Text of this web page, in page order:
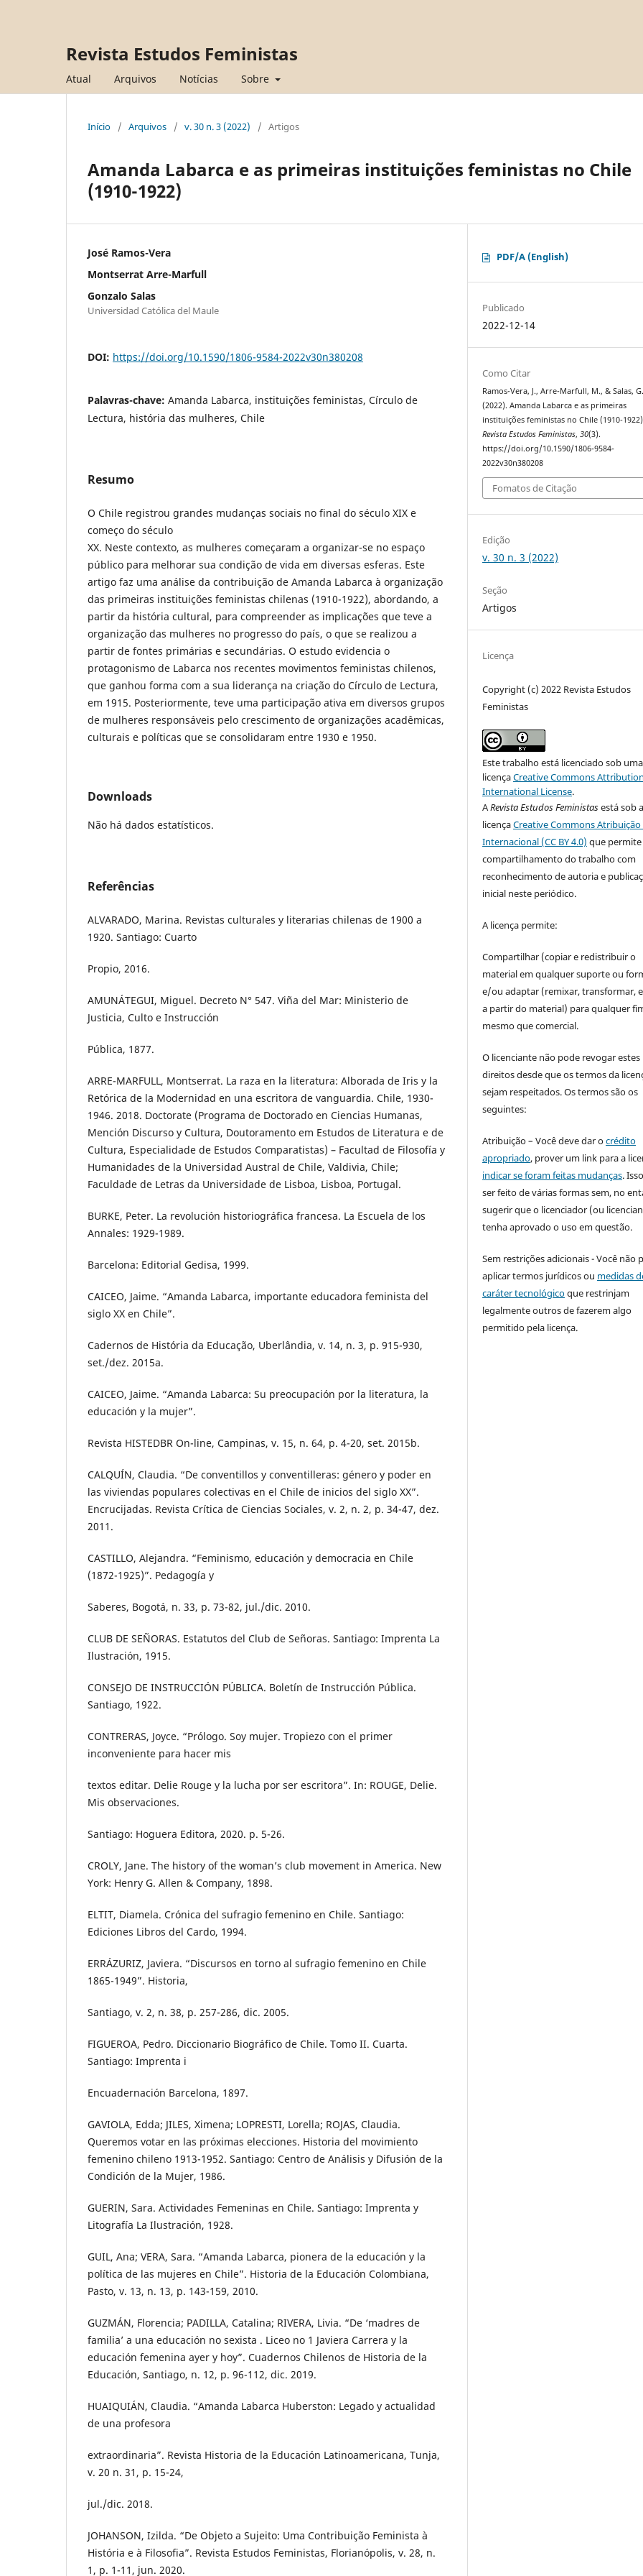
Revista Estudos Feministas
Atual Arquivos Notícias Sobre
Início / Arquivos / v. 30 n. 3 (2022) / Artigos
Amanda Labarca e as primeiras instituições feministas no Chile
(1910-1922)
José Ramos-Vera
Montserrat Arre-Marfull
Gonzalo Salas
Universidad Católica del Maule
DOI: https://doi.org/10.1590/1806-9584-2022v30n380208
Palavras-chave: Amanda Labarca, instituições feministas, Círculo de
Lectura, história das mulheres, Chile
Resumo
O Chile registrou grandes mudanças sociais no final do século XIX e
começo do século
XX. Neste contexto, as mulheres começaram a organizar-se no espaço
público para melhorar sua condição de vida em diversas esferas. Este
artigo faz uma análise da contribuição de Amanda Labarca à organização
das primeiras instituições feministas chilenas (1910-1922), abordando, a
partir da história cultural, para compreender as implicações que teve a
organização das mulheres no progresso do país, o que se realizou a
partir de fontes primárias e secundárias. O estudo evidencia o
protagonismo de Labarca nos recentes movimentos feministas chilenos,
que ganhou forma com a sua liderança na criação do Círculo de Lectura,
em 1915. Posteriormente, teve uma participação ativa em diversos grupos
de mulheres responsáveis pelo crescimento de organizações acadêmicas,
culturais e políticas que se consolidaram entre 1930 e 1950.
Downloads
Não há dados estatísticos.
Referências
ALVARADO, Marina. Revistas culturales y literarias chilenas de 1900 a
1920. Santiago: Cuarto
Propio, 2016.
AMUNÁTEGUI, Miguel. Decreto N° 547. Viña del Mar: Ministerio de
Justicia, Culto e Instrucción
Pública, 1877.
ARRE-MARFULL, Montserrat. La raza en la literatura: Alborada de Iris y la
Retórica de la Modernidad en una escritora de vanguardia. Chile, 1930-
1946. 2018. Doctorate (Programa de Doctorado en Ciencias Humanas,
Mención Discurso y Cultura, Doutoramento em Estudos de Literatura e de
Cultura, Especialidade de Estudos Comparatistas) – Facultad de Filosofía y
Humanidades de la Universidad Austral de Chile, Valdivia, Chile;
Faculdade de Letras da Universidade de Lisboa, Lisboa, Portugal.
BURKE, Peter. La revolución historiográfica francesa. La Escuela de los
Annales: 1929-1989.
Barcelona: Editorial Gedisa, 1999.
CAICEO, Jaime. “Amanda Labarca, importante educadora feminista del
siglo XX en Chile”.
Cadernos de História da Educação, Uberlândia, v. 14, n. 3, p. 915-930,
set./dez. 2015a.
CAICEO, Jaime. “Amanda Labarca: Su preocupación por la literatura, la
educación y la mujer”.
Revista HISTEDBR On-line, Campinas, v. 15, n. 64, p. 4-20, set. 2015b.
CALQUÍN, Claudia. “De conventillos y conventilleras: género y poder en
las viviendas populares colectivas en el Chile de inicios del siglo XX”.
Encrucijadas. Revista Crítica de Ciencias Sociales, v. 2, n. 2, p. 34-47, dez.
2011.
CASTILLO, Alejandra. “Feminismo, educación y democracia en Chile
(1872-1925)”. Pedagogía y
Saberes, Bogotá, n. 33, p. 73-82, jul./dic. 2010.
CLUB DE SEÑORAS. Estatutos del Club de Señoras. Santiago: Imprenta La
Ilustración, 1915.
CONSEJO DE INSTRUCCIÓN PÚBLICA. Boletín de Instrucción Pública.
Santiago, 1922.
CONTRERAS, Joyce. “Prólogo. Soy mujer. Tropiezo con el primer
inconveniente para hacer mis
textos editar. Delie Rouge y la lucha por ser escritora”. In: ROUGE, Delie.
Mis observaciones.
Santiago: Hoguera Editora, 2020. p. 5-26.
CROLY, Jane. The history of the woman’s club movement in America. New
York: Henry G. Allen & Company, 1898.
ELTIT, Diamela. Crónica del sufragio femenino en Chile. Santiago:
Ediciones Libros del Cardo, 1994.
ERRÁZURIZ, Javiera. “Discursos en torno al sufragio femenino en Chile
1865-1949”. Historia,
Santiago, v. 2, n. 38, p. 257-286, dic. 2005.
FIGUEROA, Pedro. Diccionario Biográfico de Chile. Tomo II. Cuarta.
Santiago: Imprenta i
Encuadernación Barcelona, 1897.
GAVIOLA, Edda; JILES, Ximena; LOPRESTI, Lorella; ROJAS, Claudia.
Queremos votar en las próximas elecciones. Historia del movimiento
femenino chileno 1913-1952. Santiago: Centro de Análisis y Difusión de la
Condición de la Mujer, 1986.
GUERIN, Sara. Actividades Femeninas en Chile. Santiago: Imprenta y
Litografía La Ilustración, 1928.
GUIL, Ana; VERA, Sara. “Amanda Labarca, pionera de la educación y la
política de las mujeres en Chile”. Historia de la Educación Colombiana,
Pasto, v. 13, n. 13, p. 143-159, 2010.
GUZMÁN, Florencia; PADILLA, Catalina; RIVERA, Livia. “De ‘madres de
familia’ a una educación no sexista . Liceo no 1 Javiera Carrera y la
educación femenina ayer y hoy”. Cuadernos Chilenos de Historia de la
Educación, Santiago, n. 12, p. 96-112, dic. 2019.
HUAIQUIÁN, Claudia. “Amanda Labarca Huberston: Legado y actualidad
de una profesora
extraordinaria”. Revista Historia de la Educación Latinoamericana, Tunja,
v. 20 n. 31, p. 15-24,
jul./dic. 2018.
JOHANSON, Izilda. “De Objeto a Sujeito: Uma Contribuição Feminista à
História e à Filosofia”. Revista Estudos Feministas, Florianópolis, v. 28, n.
1, p. 1-11, jun. 2020.
PDF/A (English)
Publicado
2022-12-14
Como Citar
Ramos-Vera, J., Arre-Marfull, M., & Salas, G.
(2022). Amanda Labarca e as primeiras
instituições feministas no Chile (1910-
Revista Estudos Feministas,30(3).
https://doi.org/10.1590/1806-9584-
2022v30n380208
Fomatos de Citação
Edição
v. 30 n. 3 (2022)
Seção
Artigos
Licença
Copyright (c) 2022 Revista Estudos
Feministas
Este trabalho está licenciado sob uma
licençaCreative Commons
International License.
ARevista Estudos Feministasestá sob a
licençaCreative Commons Atribuição
Internacional (CC BY 4.0) que
compartilhamento do trabalho com
reconhecimento de autoria e
inicial neste periódico.
A licença permite:
Compartilhar (copiar e redistribuir o
material em qualquer suporte ou
e/ou adaptar (remixar, transformar,
a partir do material) para qualquer
mesmo que comercial.
O licenciante não pode revogar estes
direitos desde que os termos da
sejam respeitados. Os termos são os
seguintes:
Atribuição – Você deve dar ocrédito
apropriado, prover um link para a
indicar se foram feitas mudanças.
ser feito de várias formas sem, no
sugerir que o licenciador (ou
tenha aprovado o uso em questão.
Sem restrições adicionais - Você não
aplicar termos jurídicos ou medidas
caráter tecnológicoque restrinjam
legalmente outros de fazerem algo
permitido pela licença.